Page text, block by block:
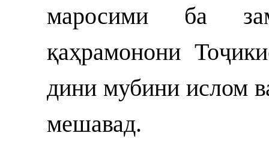
маросими ба
қаҳрамонони
дини мубини ислом
мешавад.